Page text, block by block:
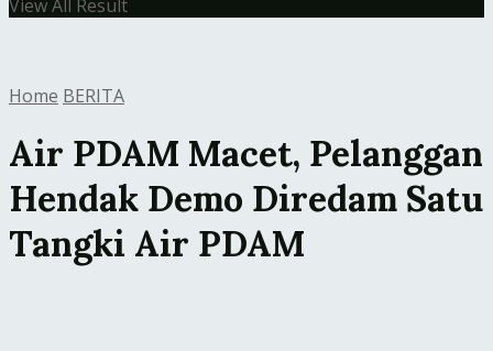
View All Result
Home BERITA
Air PDAM Macet, Pelanggan
Hendak Demo Diredam Satu
Tangki Air PDAM